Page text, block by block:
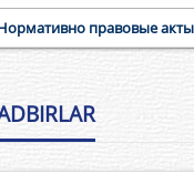
правовые